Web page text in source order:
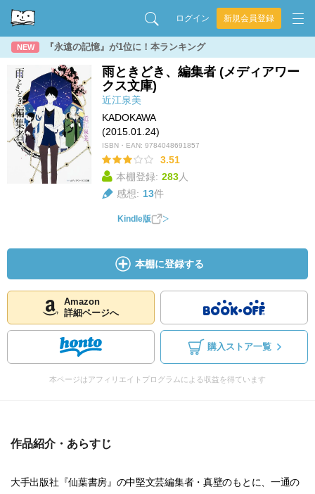
ログイン 新規会員登録
NEW 『永遠の記憶』が1位に！本ランキング
雨ときどき、編集者 (メディアワー
クス文庫)
近江泉美
KADOKAWA
(2015.01.24)
ISBN・EAN: 9784048691857
3.51
本棚登録: 283人
感想: 13件
Kindle版
本棚に登録する
Amazon
詳細ページへ
購入ストア一覧
本ページはアフィリエイトプログラムによる収益を得ています
作品紹介・あらすじ
大手出版社『仙葉書房』の中堅文芸編集者・真壁のもとに、一通の